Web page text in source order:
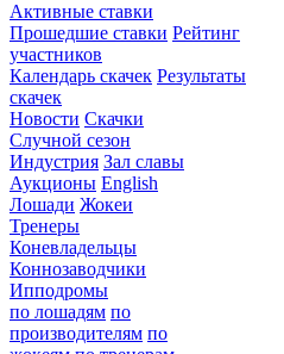
Активные ставки
Прошедшие ставки Рейтинг
участников
Календарь скачек Результаты
скачек
Новости Скачки
Случной сезон
Индустрия Зал славы
Аукционы English
Лошади Жокеи
Тренеры
Коневладельцы
Коннозаводчики
Ипподромы
по лошадям по
производителям по